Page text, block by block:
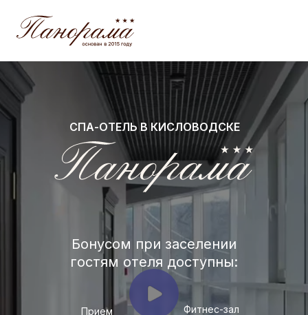
Html code will be here
Прием
Фитнес-зал
Бонусом при заселении
гостям отеля доступны:
СПА-ОТЕЛЬ В КИСЛОВОДСКЕ